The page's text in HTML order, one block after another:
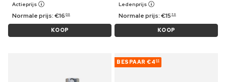
Actieprijs
Normale prijs:€16 09
KOOP
Ledenprijs
Normale prijs:€15 39
KOOP
BESPAAR €4 02